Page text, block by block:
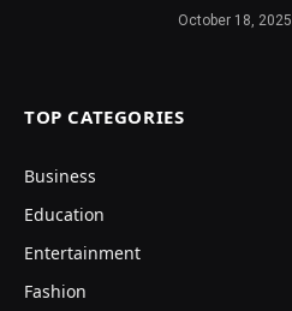
October 18, 2025
TOP CATEGORIES
Business
Education
Entertainment
Fashion